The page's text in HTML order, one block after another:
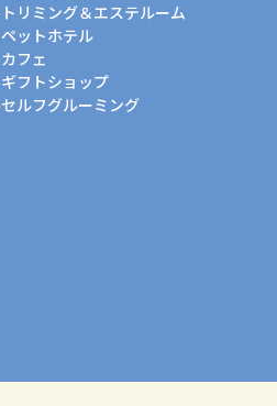
トリミング＆エステルーム
ペットホテル
カフェ
ギフトショップ
セルフグルーミング